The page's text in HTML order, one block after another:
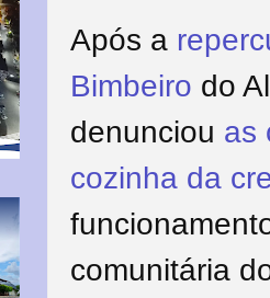
Após a
Bimbeiro do
denunciou as
cozinha da
comunitária